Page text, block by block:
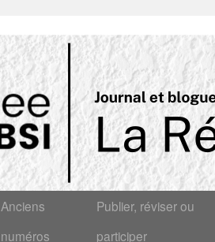
Anciens
numéros
Publier, réviser ou
participer